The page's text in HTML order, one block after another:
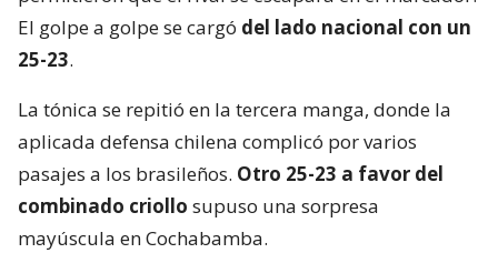
El golpe a golpe se cargó del lado nacional con un
25-23.
La tónica se repitió en la tercera manga, donde la
aplicada defensa chilena complicó por varios
pasajes a los brasileños. Otro 25-23 a favor del
combinado criollo supuso una sorpresa
mayúscula en Cochabamba.